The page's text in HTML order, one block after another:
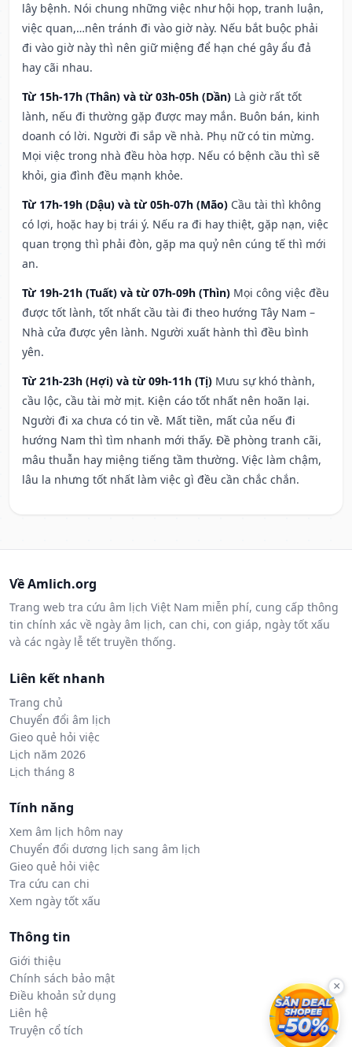
lây bệnh. Nói chung những việc như hội họp, tranh luận,
việc quan,…nên tránh đi vào giờ này. Nếu bắt buộc phải
đi vào giờ này thì nên giữ miệng để hạn ché gây ẩu đả
hay cãi nhau.
Từ 15h-17h (Thân) và từ 03h-05h (Dần) Là giờ rất tốt
lành, nếu đi thường gặp được may mắn. Buôn bán, kinh
doanh có lời. Người đi sắp về nhà. Phụ nữ có tin mừng.
Mọi việc trong nhà đều hòa hợp. Nếu có bệnh cầu thì sẽ
khỏi, gia đình đều mạnh khỏe.
Từ 17h-19h (Dậu) và từ 05h-07h (Mão) Cầu tài thì không
có lợi, hoặc hay bị trái ý. Nếu ra đi hay thiệt, gặp nạn, việc
quan trọng thì phải đòn, gặp ma quỷ nên cúng tế thì mới
an.
Từ 19h-21h (Tuất) và từ 07h-09h (Thìn) Mọi công việc đều
được tốt lành, tốt nhất cầu tài đi theo hướng Tây Nam –
Nhà cửa được yên lành. Người xuất hành thì đều bình
yên.
Từ 21h-23h (Hợi) và từ 09h-11h (Tị) Mưu sự khó thành,
cầu lộc, cầu tài mờ mịt. Kiện cáo tốt nhất nên hoãn lại.
Người đi xa chưa có tin về. Mất tiền, mất của nếu đi
hướng Nam thì tìm nhanh mới thấy. Đề phòng tranh cãi,
mâu thuẫn hay miệng tiếng tầm thường. Việc làm chậm,
lâu la nhưng tốt nhất làm việc gì đều cần chắc chắn.
Về Amlich.org
Trang web tra cứu âm lịch Việt Nam miễn phí, cung cấp thông
tin chính xác về ngày âm lịch, can chi, con giáp, ngày tốt xấu
và các ngày lễ tết truyền thống.
Liên kết nhanh
Trang chủ
Chuyển đổi âm lịch
Gieo quẻ hỏi việc
Lịch năm 2026
Lịch tháng 8
Tính năng
Xem âm lịch hôm nay
Chuyển đổi dương lịch sang âm lịch
Gieo quẻ hỏi việc
Tra cứu can chi
Xem ngày tốt xấu
Thông tin
Giới thiệu
Chính sách bảo mật
Điều khoản sử dụng
Liên hệ
Truyện cổ tích
×